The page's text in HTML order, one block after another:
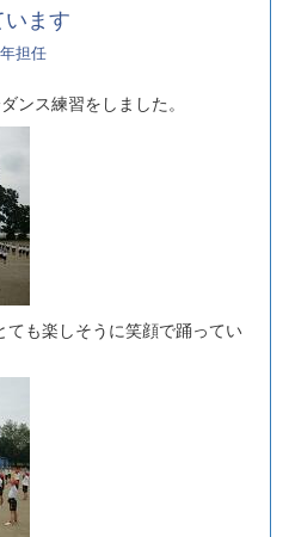
ます
担任
ンス練習をしました。
ても楽しそうに笑顔で踊ってい